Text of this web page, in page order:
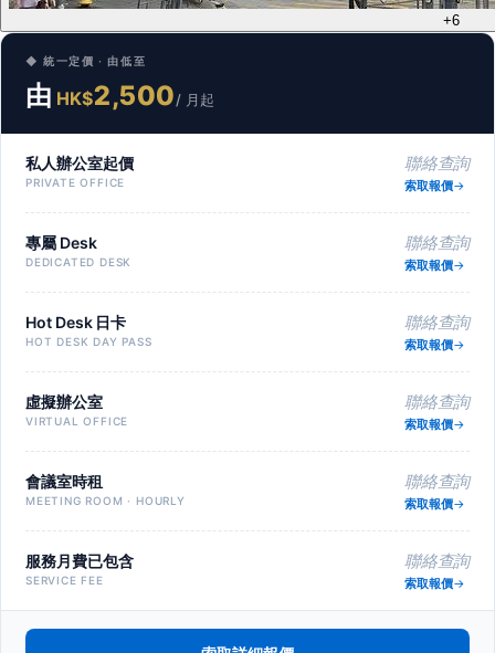
+6
◆ 統一定價 · 由低至
由 HK$2,500/ 月起
私人辦公室起價
PRIVATE OFFICE
聯絡查詢
索取報價
專屬 Desk
DEDICATED DESK
聯絡查詢
索取報價
Hot Desk 日卡
HOT DESK DAY PASS
聯絡查詢
索取報價
虛擬辦公室
VIRTUAL OFFICE
聯絡查詢
索取報價
會議室時租
MEETING ROOM · HOURLY
聯絡查詢
索取報價
服務月費已包含
SERVICE FEE
聯絡查詢
索取報價